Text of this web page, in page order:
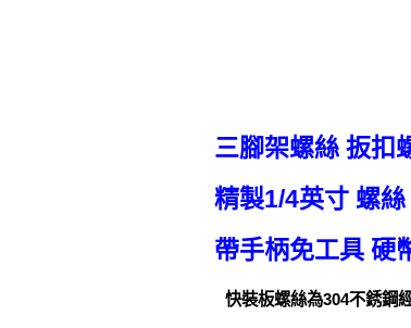
三腳架螺絲 扳扣
精製1/4英寸 螺
帶手柄免工具
快裝板螺絲為304不銹鋼